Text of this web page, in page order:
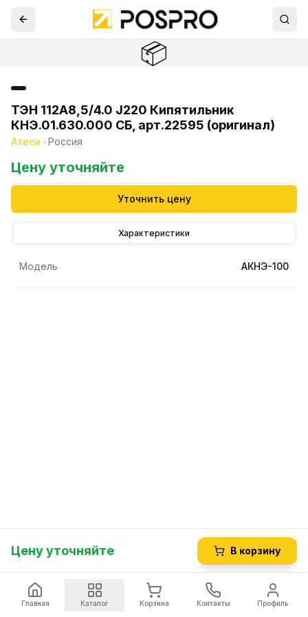
📦
ТЭН 112А8,5/4.0 J220 Кипятильник
КНЭ.01.630.000 СБ, арт.22595 (оригинал)
Атеси · Россия
Цену уточняйте
Уточнить цену
Характеристики
Модель АКНЭ-100
Цену уточняйте В корзину
Главная Каталог Корзина Контакты Профиль